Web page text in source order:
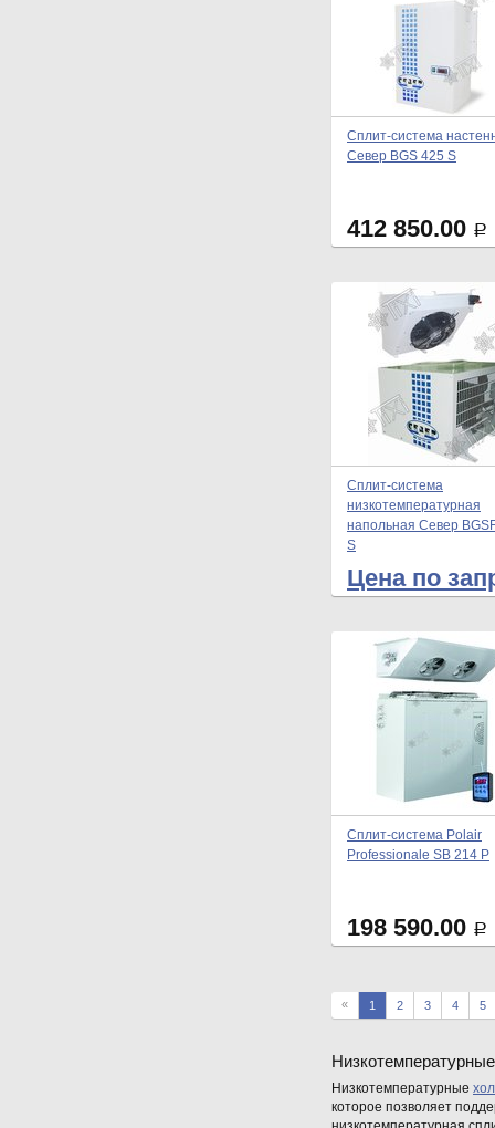
Сплит-система
Север BGS 425 S
412 850.00 Р
Сплит-система
низкотемпературная
напольная Север
S
Цена по
Сплит-система Polair
Professionale SB 214 P
198 590.00 Р
« 1 2 3 4 5
Низкотемпературные
которое позволяет